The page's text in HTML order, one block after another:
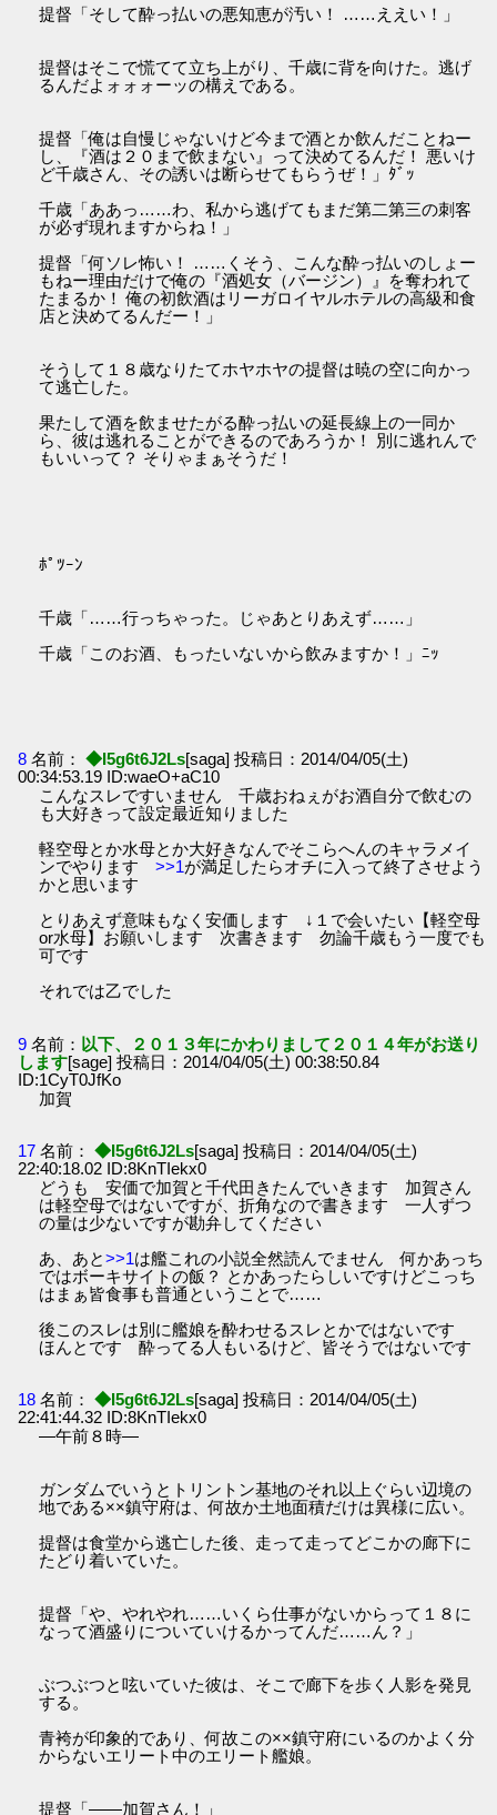
提督「そして酔っ払いの悪知恵が汚い！ ……ええい！」
提督はそこで慌てて立ち上がり、千歳に背を向けた。逃げ
るんだよォォォーッの構えである。
提督「俺は自慢じゃないけど今まで酒とか飲んだことねー
し、『酒は２０まで飲まない』って決めてるんだ！ 悪いけ
ど千歳さん、その誘いは断らせてもらうぜ！」ﾀﾞｯ
千歳「ああっ……わ、私から逃げてもまだ第二第三の刺客
が必ず現れますからね！」
提督「何ソレ怖い！ ……くそう、こんな酔っ払いのしょー
もねー理由だけで俺の『酒処女（バージン）』を奪われて
たまるか！ 俺の初飲酒はリーガロイヤルホテルの高級和食
店と決めてるんだー！」
そうして１８歳なりたてホヤホヤの提督は暁の空に向かっ
て逃亡した。
果たして酒を飲ませたがる酔っ払いの延長線上の一同か
ら、彼は逃れることができるのであろうか！ 別に逃れんで
もいいって？ そりゃまぁそうだ！
ﾎﾟﾂｰﾝ
千歳「……行っちゃった。じゃあとりあえず……」
千歳「このお酒、もったいないから飲みますか！」ﾆｯ
8 名前： ◆I5g6t6J2Ls[saga] 投稿日：2014/04/05(土)
00:34:53.19 ID:waeO+aC10
こんなスレですいません 千歳おねぇがお酒自分で飲むの
も大好きって設定最近知りました
軽空母とか水母とか大好きなんでそこらへんのキャラメイ
ンでやります>>1が満足したらオチに入って終了させよう
かと思います
とりあえず意味もなく安価します ↓１で会いたい【軽空母
or水母】お願いします 次書きます 勿論千歳もう一度でも
可です
それでは乙でした
9 名前： 以下、２０１３年にかわりまして２０１４年がお送り
します[sage] 投稿日：2014/04/05(土) 00:38:50.84
ID:1CyT0JfKo
加賀
17 名前： ◆I5g6t6J2Ls[saga] 投稿日：2014/04/05(土)
22:40:18.02 ID:8KnTIekx0
どうも 安価で加賀と千代田きたんでいきます 加賀さん
は軽空母ではないですが、折角なので書きます 一人ずつ
の量は少ないですが勘弁してください
あ、あと>>1は艦これの小説全然読んでません 何かあっち
ではボーキサイトの飯？ とかあったらしいですけどこっち
はまぁ皆食事も普通ということで……
後このスレは別に艦娘を酔わせるスレとかではないです
ほんとです 酔ってる人もいるけど、皆そうではないです
18 名前： ◆I5g6t6J2Ls[saga] 投稿日：2014/04/05(土)
22:41:44.32 ID:8KnTIekx0
―午前８時―
ガンダムでいうとトリントン基地のそれ以上ぐらい辺境の
地である××鎮守府は、何故か土地面積だけは異様に広い。
提督は食堂から逃亡した後、走って走ってどこかの廊下に
たどり着いていた。
提督「や、やれやれ……いくら仕事がないからって１８に
なって酒盛りについていけるかってんだ……ん？」
ぶつぶつと呟いていた彼は、そこで廊下を歩く人影を発見
する。
青袴が印象的であり、何故この××鎮守府にいるのかよく分
からないエリート中のエリート艦娘。
提督「――加賀さん！」